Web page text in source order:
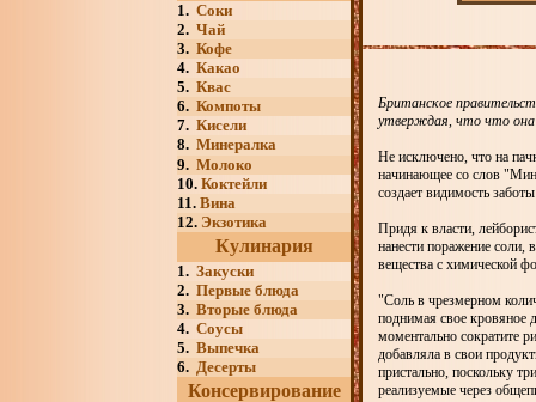
1. Соки
2. Чай
3. Кофе
4. Какао
5. Квас
6. Компоты
7. Кисели
8. Минералка
9. Молоко
10. Коктейли
11. Вина
12. Экзотика
Кулинария
1. Закуски
2. Первые блюда
3. Вторые блюда
4. Соусы
5. Выпечка
6. Десерты
Консервирование
Британское
утверждая, что что она
Не исключено, что на
начинающее со слов
создает видимость
Придя к власти,
нанести поражение
вещества с химической
"Соль в чрезмерном
поднимая свое кровяное
моментально сократите
добавляла в свои
пристально, поскольку
реализуемые через